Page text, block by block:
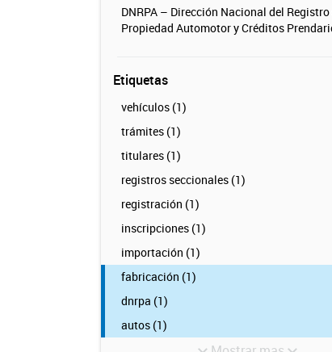
DNRPA – Dirección Nacional del Registro
Propiedad Automotor y Créditos
Etiquetas
vehículos (1)
trámites (1)
titulares (1)
registros seccionales (1)
registración (1)
inscripciones (1)
importación (1)
fabricación (1)
dnrpa (1)
autos (1)